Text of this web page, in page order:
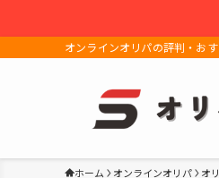
オンラインオリパの評判・お
ホーム オンラインオリパ オ